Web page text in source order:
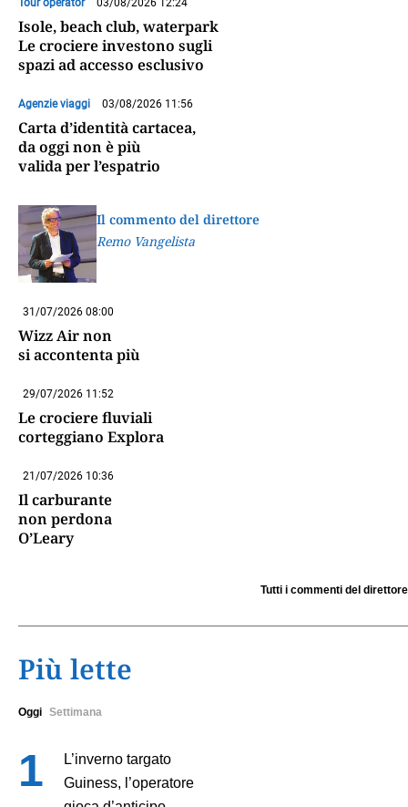
Isole, beach club, waterpark
Le crociere investono sugli
spazi ad accesso esclusivo
Agenzie viaggi 03/08/2026 11:56
Carta d’identità cartacea,
da oggi non è più
valida per l’espatrio
Il commento del direttore
Remo Vangelista
31/07/2026 08:00
Wizz Air non
si accontenta più
29/07/2026 11:52
Le crociere fluviali
corteggiano Explora
21/07/2026 10:36
Il carburante
non perdona
O’Leary
Tutti i commenti del direttore
Più lette
Oggi Settimana
L’inverno targato
Guiness, l’operatore